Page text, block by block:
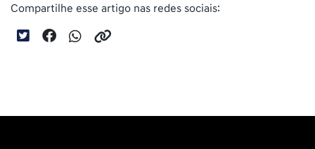
Compartilhe esse artigo nas redes sociais: